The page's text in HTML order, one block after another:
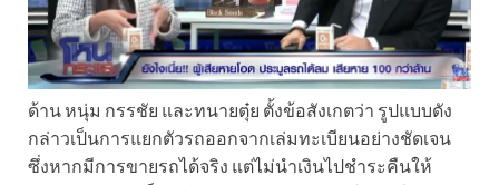
ด้าน หนุ่ม กรรชัย และทนายตุ๋ย ตั้งข้อสังเกตว่า รูปแบบดัง
กล่าวเป็นการแยกตัวรถออกจากเล่มทะเบียนอย่างชัดเจน
ซึ่งหากมีการขายรถได้จริง แต่ไม่นำเงินไปชำระคืนให้